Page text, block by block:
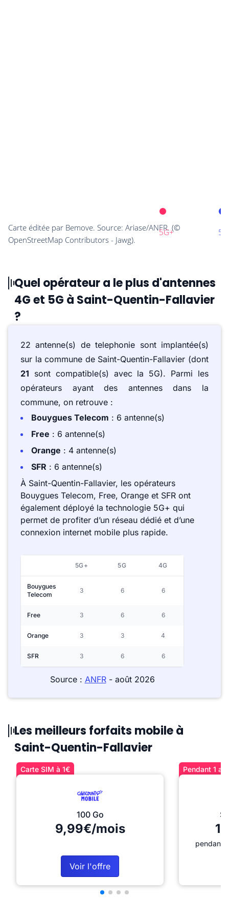
Quel opérateur a le plus d'antennes
4G et 5G à Saint-Quentin-Fallavier
?
22 antenne(s) de telephonie sont implantée(s)
sur la commune de Saint-Quentin-Fallavier (dont
21 sont compatible(s) avec la 5G). Parmi les
opérateurs ayant des antennes dans la
commune, on retrouve :
Bouygues Telecom : 6 antenne(s)
Free : 6 antenne(s)
Orange : 4 antenne(s)
SFR : 6 antenne(s)
À Saint-Quentin-Fallavier, les opérateurs
Bouygues Telecom, Free, Orange et SFR ont
également déployé la technologie 5G+ qui
permet de profiter d’un réseau dédié et d’une
connexion internet mobile plus rapide.
5G+ 5G 4G
Bouygues
Telecom
3 6 6
Free 3 6 6
Orange 3 3 4
SFR 3 6 6
Source : ANFR- août 2026
Les meilleurs forfaits mobile à
Saint-Quentin-Fallavier
Carte SIM à 1€
100 Go
9,99€/mois
Voir l'offre
Pendant 1
pendant